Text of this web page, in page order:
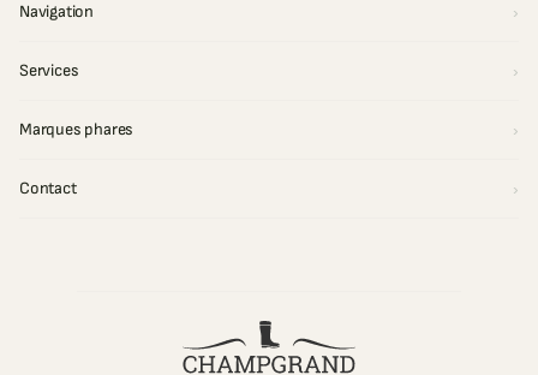
Navigation
Services
Marques phares
Contact